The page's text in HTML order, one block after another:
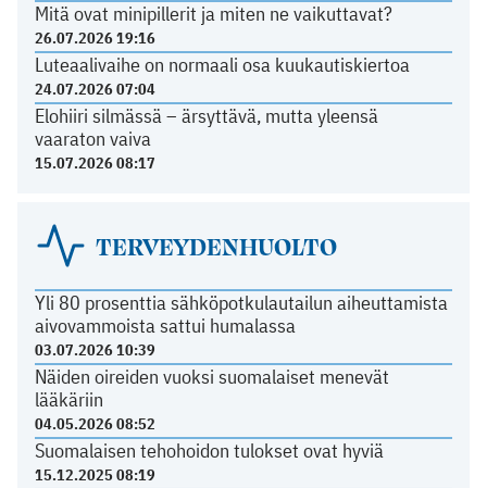
Mitä ovat minipillerit ja miten ne vaikuttavat?
26.07.2026 19:16
Luteaalivaihe on normaali osa kuukautiskiertoa
24.07.2026 07:04
Elohiiri silmässä – ärsyttävä, mutta yleensä
vaaraton vaiva
15.07.2026 08:17
TERVEYDENHUOLTO
Yli 80 prosenttia sähköpotkulautailun aiheuttamista
aivovammoista sattui humalassa
03.07.2026 10:39
Näiden oireiden vuoksi suomalaiset menevät
lääkäriin
04.05.2026 08:52
Suomalaisen tehohoidon tulokset ovat hyviä
15.12.2025 08:19